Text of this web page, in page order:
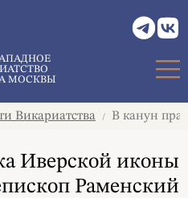
МОСКВЫ
Викариатства / В канун
Иверской иконы
Раменский